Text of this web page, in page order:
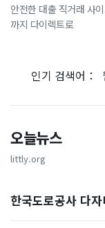
안전한 대출 직거래 사
까지 다이렉트로
인기 검색어：
오늘뉴스
littly.org
한국도로공사 다